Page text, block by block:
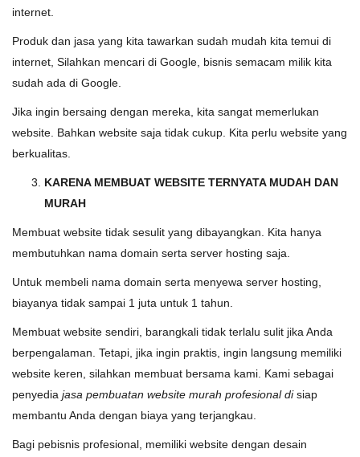
internet.
Produk dan jasa yang kita tawarkan sudah mudah kita temui di
internet, Silahkan mencari di Google, bisnis semacam milik kita
sudah ada di Google.
Jika ingin bersaing dengan mereka, kita sangat memerlukan
website. Bahkan website saja tidak cukup. Kita perlu website yang
berkualitas.
KARENA MEMBUAT WEBSITE TERNYATA MUDAH DAN
MURAH
Membuat website tidak sesulit yang dibayangkan. Kita hanya
membutuhkan nama domain serta server hosting saja.
Untuk membeli nama domain serta menyewa server hosting,
biayanya tidak sampai 1 juta untuk 1 tahun.
Membuat website sendiri, barangkali tidak terlalu sulit jika Anda
berpengalaman. Tetapi, jika ingin praktis, ingin langsung memiliki
website keren, silahkan membuat bersama kami. Kami sebagai
penyedia jasa pembuatan website murah profesional disiap
membantu Anda dengan biaya yang terjangkau.
Bagi pebisnis profesional, memiliki website dengan desain